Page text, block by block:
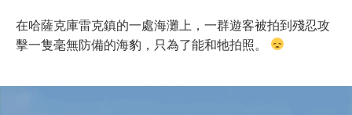
在哈薩克庫雷克鎮的一處海灘上，一群遊客被拍到殘忍攻
擊一隻毫無防備的海豹，只為了能和牠拍照。